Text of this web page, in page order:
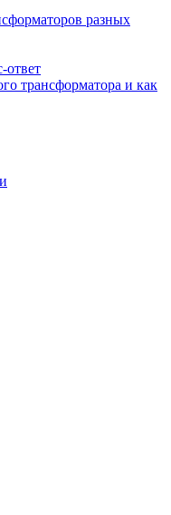
разных
ответ
трансформатора и как